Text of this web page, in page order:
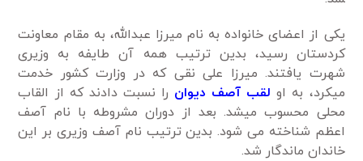
یکی از اعضای خانواده به نام میرزا عبدالله، به مقام معاونت
کردستان رسید، بدین ترتیب همه آن طایفه به وزیری
شهرت یافتند. میرزا علی نقی که در وزارت کشور خدمت
می‎کرد، به او
لقب آصف دیوان را نسبت دادند که از القاب
محلی محسوب می­شد. بعد از دوران مشروطه با نام آصف
اعظم شناخته می شود. بدین ترتیب نام آصف وزیری بر این
خاندان ماندگار شد.